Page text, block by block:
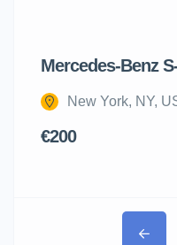
Mercedes-Benz
New York, NY,
€200